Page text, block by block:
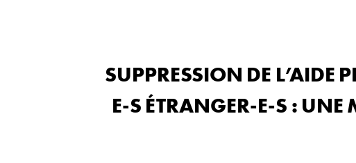
SUPPRESSION DE L’AIDE
E-S ÉTRANGER-E-S : UNE